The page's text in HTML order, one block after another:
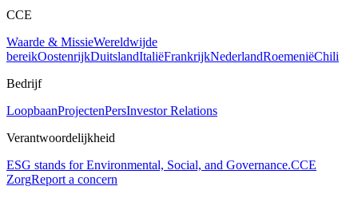
CCE
Waarde & MissieWereldwijde
bereikOostenrijkDuitslandItaliëFrankrijkNederlandRoemeniëChili
Bedrijf
LoopbaanProjectenPersInvestor Relations
Verantwoordelijkheid
ESG stands for Environmental, Social, and Governance.CCE
ZorgReport a concern